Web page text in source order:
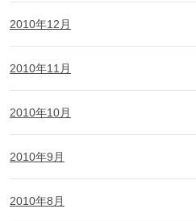
2010年12月
2010年11月
2010年10月
2010年9月
2010年8月